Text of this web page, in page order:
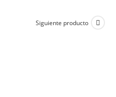
Siguiente producto